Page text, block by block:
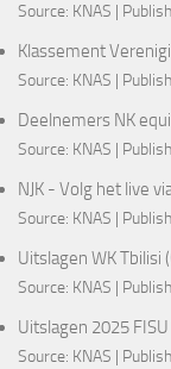
Source: KNAS
Klassement
Source: KNAS
Deelnemers NK
Source: KNAS
NJK - Volg het live
Source: KNAS
Uitslagen WK Tbilisi
Source: KNAS
Uitslagen 2025
Source: KNAS